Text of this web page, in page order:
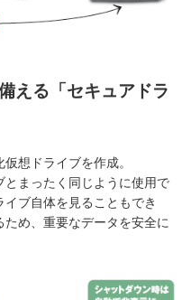
える「セキュアドラ
想ドライブを作成。
まったく同じように使用で
ブ自体を見ることもでき
め、重要なデータを安全に